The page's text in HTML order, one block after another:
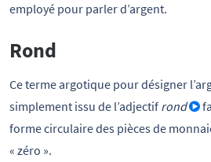
employé pour parler d’argent.
Rond
Ce terme argotique pour désigner
simplement issu de l’adjectif rond
forme circulaire des pièces de
« zéro ».